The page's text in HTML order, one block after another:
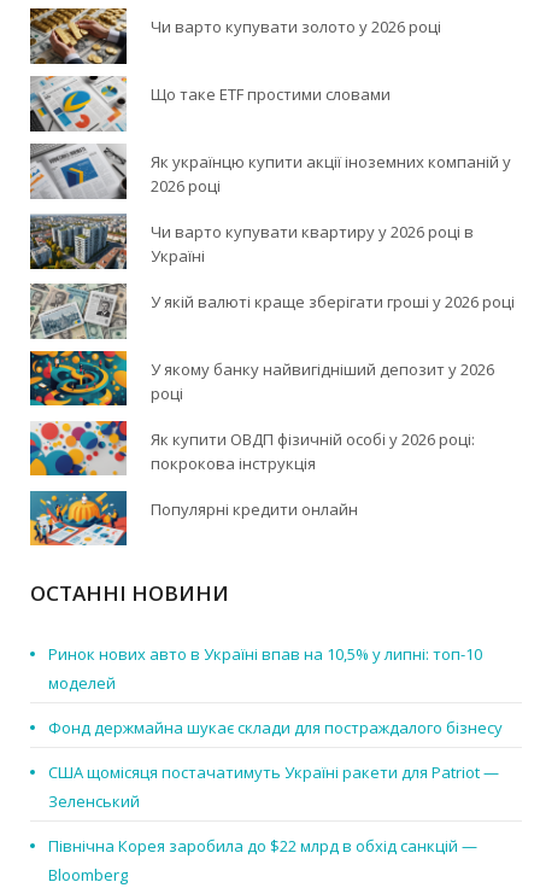
Чи варто купувати золото у 2026 році
Що таке ETF простими словами
Як українцю купити акції іноземних компаній у
2026 році
Чи варто купувати квартиру у 2026 році в
Україні
У якій валюті краще зберігати гроші у 2026 році
У якому банку найвигідніший депозит у 2026
році
Як купити ОВДП фізичній особі у 2026 році:
покрокова інструкція
Популярні кредити онлайн
ОСТАННІ НОВИНИ
Ринок нових авто в Україні впав на 10,5% у липні: топ-10
моделей
Фонд держмайна шукає склади для постраждалого бізнесу
США щомісяця постачатимуть Україні ракети для Patriot —
Зеленський
Північна Корея заробила до $22 млрд в обхід санкцій —
Bloomberg